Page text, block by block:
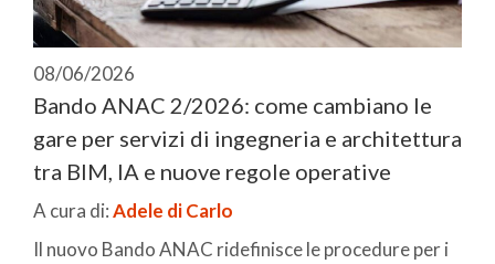
08/06/2026
Bando ANAC 2/2026: come cambiano le
gare per servizi di ingegneria e architettura
tra BIM, IA e nuove regole operative
A cura di:Adele di Carlo
Il nuovo Bando ANAC ridefinisce le procedure per i